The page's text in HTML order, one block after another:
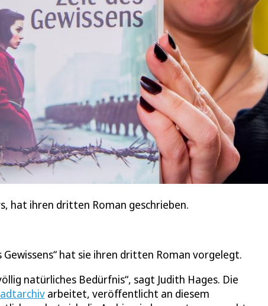
hat ihren dritten Roman geschrieben.
hat sie ihren dritten Roman vorgelegt.
natürliches Bedürfnis“, sagt Judith Hages. Die
arbeitet, veröffentlicht an diesem